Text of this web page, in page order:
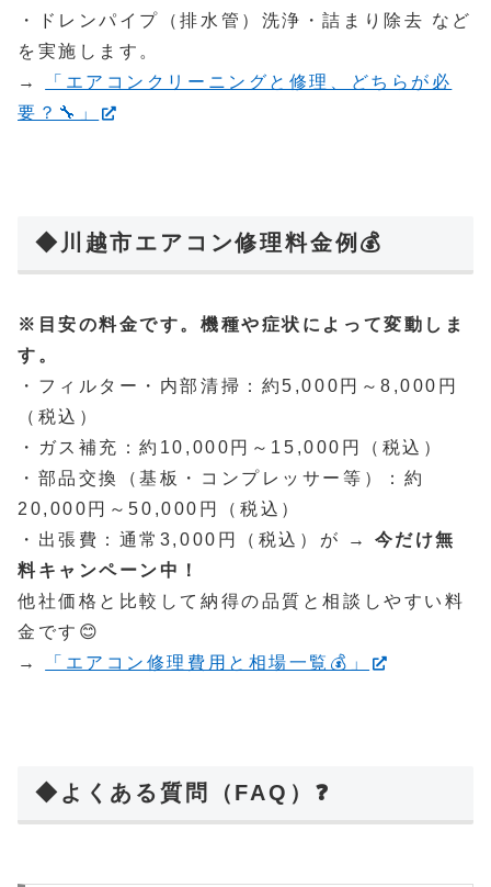
・ドレンパイプ（排水管）洗浄・詰まり除去 など
を実施します。
→
「エアコンクリーニングと修理、どちらが必
要？🔧」
◆川越市エアコン修理料金例💰
※目安の料金です。機種や症状によって変動しま
す。
・フィルター・内部清掃：約5,000円～8,000円
（税込）
・ガス補充：約10,000円～15,000円（税込）
・部品交換（基板・コンプレッサー等）：約
20,000円～50,000円（税込）
・出張費：通常3,000円（税込）が → 今だけ無
料キャンペーン中！
他社価格と比較して納得の品質と相談しやすい料
金です😊
→
「エアコン修理費用と相場一覧💰」
◆よくある質問（FAQ）❓